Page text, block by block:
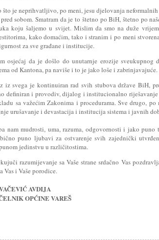
što je neprihvatljivo, po meni, jesu djelovanja neformalnih
sobom. Smatram da je to štetno po BiH, štetno po
koju šaljemo u svijet. Mislim da smo na duže
kako domaćim, tako i stranim i po meni
za sve građane i institucije.
osjećaj da je došlo do unutarnje erozije sveukupnog
od Kantona, pa naviše i to je jako loše i zabrinjavajuće.
iz svega je kontinuiran rad svih stubova države BiH,
definiran i provodiv, dijalog i institucionalno riješavanje
sa važećim Zakonima i procedurama. Sve drugo,
urušavanje i devastacija i institucija sistema i javnih
nam mudrosti, uma, razuma, odgovornosti i jako puno
puno ljubavi za ostvarenje svih zajednički
jedinstvu u različitostima.
razumijevanje sa Vaše strane srdačno Vas
Vas i Vaše porodice.
AVDIJA
OPĆINE VAREŠ